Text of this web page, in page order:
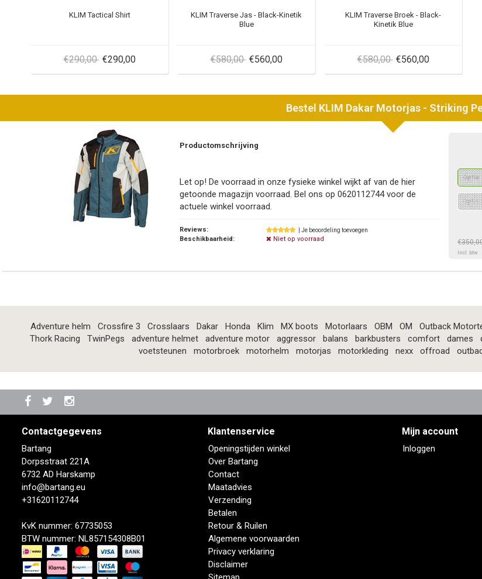
KLIM Tactical Shirt
€290,00 €290,00
KLIM Traverse Jas - Black-Kinetik
Blue
€580,00 €560,00
KLIM Traverse Broek - Black-
Kinetik Blue
€580,00 €560,00
Bestel KLIM Dakar Motorjas - Striking
Productomschrijving
Let op! De voorraad in onze fysieke winkel wijkt af van de hier
getoonde magazijn voorraad. Bel ons op 0620112744 voor de
actuele winkel voorraad.
Reviews: | Je beoordeling toevoegen
Beschikbaarheid: Niet op voorraad
Optie
Optie
Incl. btw
Adventure helm Crossfire 3 Crosslaars Dakar Honda Klim MX boots Motorlaars OBM OM Outback
Thork Racing
TwinPegs adventure helmet adventure motor aggressor balans barkbusters comfort dames
voetsteunen
motorbroek motorhelm motorjas motorkleding nexx offroad
Contactgegevens
Bartang
Dorpsstraat 221A
6732 AD Harskamp
info@bartang.eu
+31620112744
KvK nummer: 67735053
BTW nummer: NL857154308B01
Klantenservice
Openingstijden winkel
Over Bartang
Contact
Maatadvies
Verzending
Betalen
Retour & Ruilen
Algemene voorwaarden
Privacy verklaring
Disclaimer
Mijn account
Inloggen